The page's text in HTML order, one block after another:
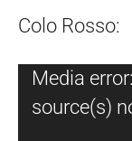
Colo Rosso:
Reproductor
de
Media
source(s)